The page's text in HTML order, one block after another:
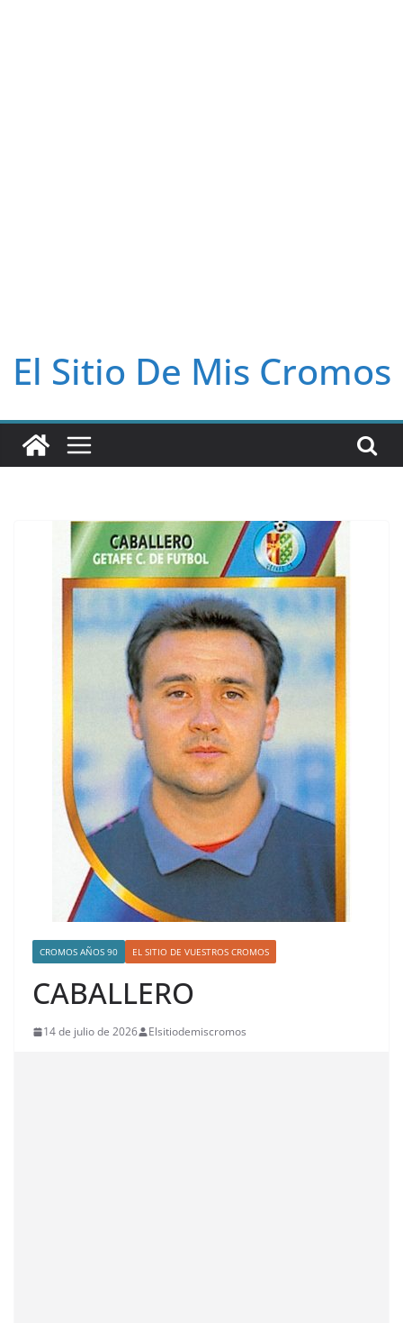
El Sitio De Mis Cromos
CROMOS AÑOS 90 EL SITIO DE VUESTROS CROMOS
CABALLERO
14 de julio de 2026 Elsitiodemiscromos